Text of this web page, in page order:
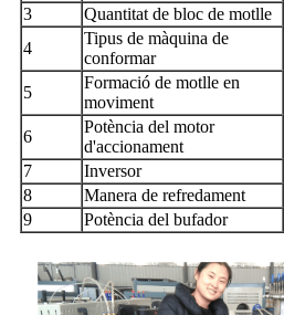
3
Quantitat de bloc de motlle
4
Tipus de màquina de
conformar
5
Formació de motlle en
moviment
6
Potència del motor
d'accionament
7
Inversor
8
Manera de refredament
9
Potència del bufador